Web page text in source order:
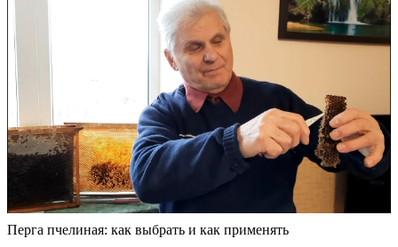
Перга пчелиная: как выбрать и как применять